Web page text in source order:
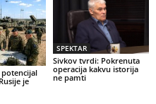
je
SPEKTAR
Sivkov tvrdi: Pokrenuta
operacija kakvu istorija
ne pamti